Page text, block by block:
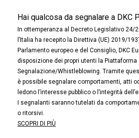
Hai qualcosa da segnalare a DKC
In ottemperanza al Decreto Legislativo 24/
l’Italia ha recepito la Direttiva (UE) 2019/
Parlamento europeo e del Consiglio, DKC
disposizione dei propri utenti la Piattaforma
Segnalazione/Whistleblowing. Tramite
è possibile segnalare comportamenti, atti
ledono l’interesse pubblico o l’integrità
I segnalanti saranno tutelati da
o ritorsivi.
SCOPRI DI PIÙ